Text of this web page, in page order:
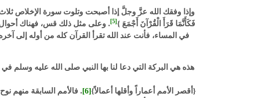
وإذا وفقك الله عزَّ وجلَّ إذا أصبحت وتلوت سورة الإخلاص
فَكَأَنَّمَا قَرَأَ الْقُرْآنَ أَجْمَعَ }[5]
. وعلى مثل ذلك قس، فهناك أحوال
في المساء، فأنت عند الله تقرأ القرآن كله من أوله إلى
هذه هي البركة التي دعا لنا بها النبي صلى الله عليه
{أقصر الأمم أعماراً وأقلها أعمالاً}[6]
. فالأمم السابقة منهم